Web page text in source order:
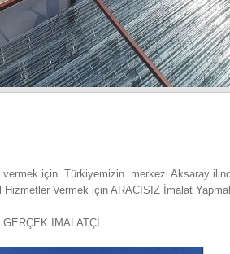
için Türkiyemizin merkezi Aksaray
Vermek için ARACISIZ İmalat
İMALATÇI